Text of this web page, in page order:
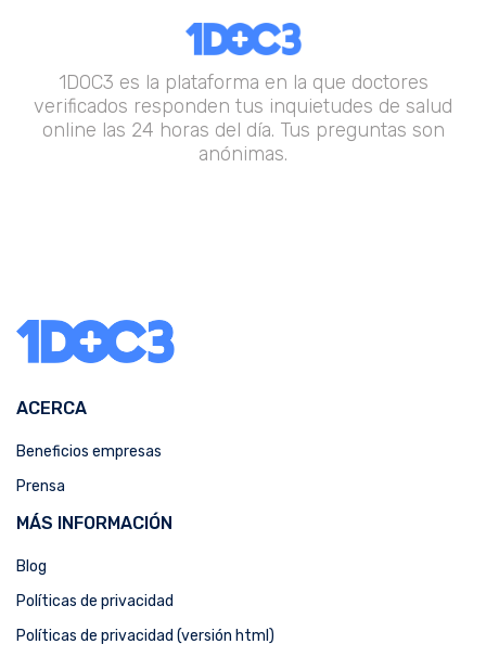
1DOC3 es la plataforma en la que doctores
verificados responden tus inquietudes de salud
online las 24 horas del día. Tus preguntas son
anónimas.
ACERCA
Beneficios empresas
Prensa
MÁS INFORMACIÓN
Blog
Políticas de privacidad
Políticas de privacidad (versión html)